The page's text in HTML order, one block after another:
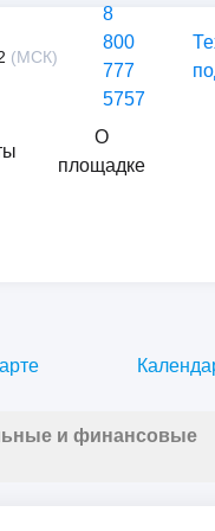
(МСК)
8
800
777
5757
О
площадке
и финансовые